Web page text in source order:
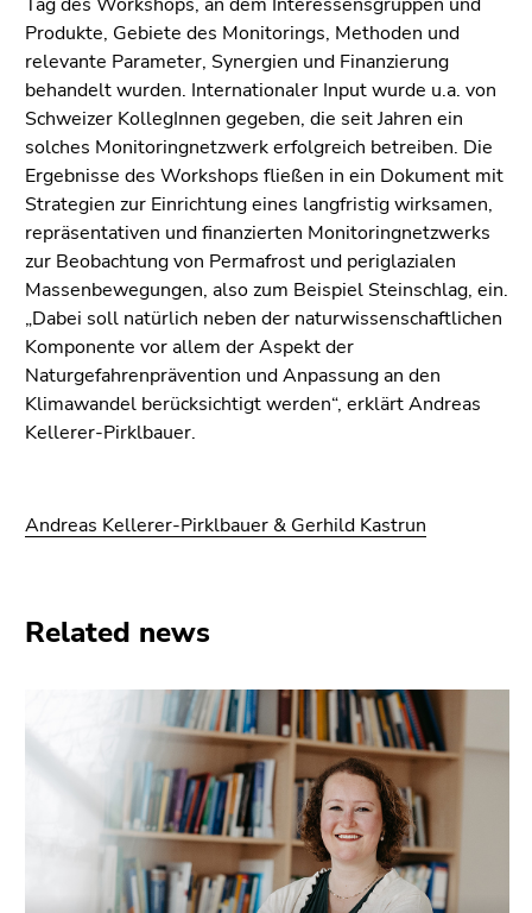
Produkte, Gebiete des Monitorings, Methoden und
relevante Parameter, Synergien und Finanzierung
behandelt wurden. Internationaler Input wurde u.a. von
Schweizer KollegInnen gegeben, die seit Jahren ein
solches Monitoringnetzwerk erfolgreich betreiben. Die
Ergebnisse des Workshops fließen in ein Dokument mit
Strategien zur Einrichtung eines langfristig wirksamen,
repräsentativen und finanzierten Monitoringnetzwerks
zur Beobachtung von Permafrost und periglazialen
Massenbewegungen, also zum Beispiel Steinschlag, ein.
„Dabei soll natürlich neben der naturwissenschaftlichen
Komponente vor allem der Aspekt der
Naturgefahrenprävention und Anpassung an den
Klimawandel berücksichtigt werden“, erklärt Andreas
Kellerer-Pirklbauer.
Andreas Kellerer-Pirklbauer & Gerhild Kastrun
Related news